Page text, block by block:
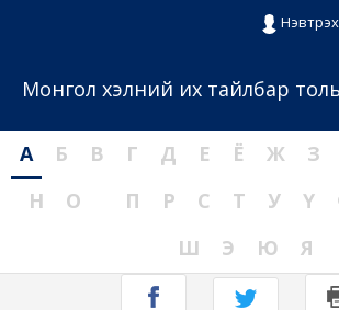
Нэвтрэх
Монгол хэлний их тайлбар толь
А Б В Г Д Е Ё Ж З
Н
О П Р С Т У Ү
Ш
Э Ю Я